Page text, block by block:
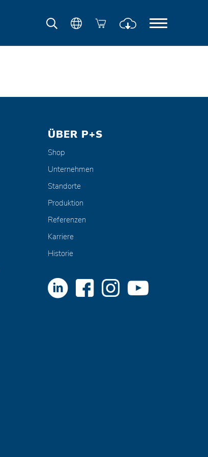
ÜBER P+S
Shop
Unternehmen
Standorte
Produktion
Referenzen
Karriere
Historie